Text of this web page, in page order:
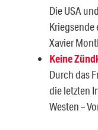
Die USA
Kriegsende
Xavier
Keine
Durch das
die letzten
Westen –